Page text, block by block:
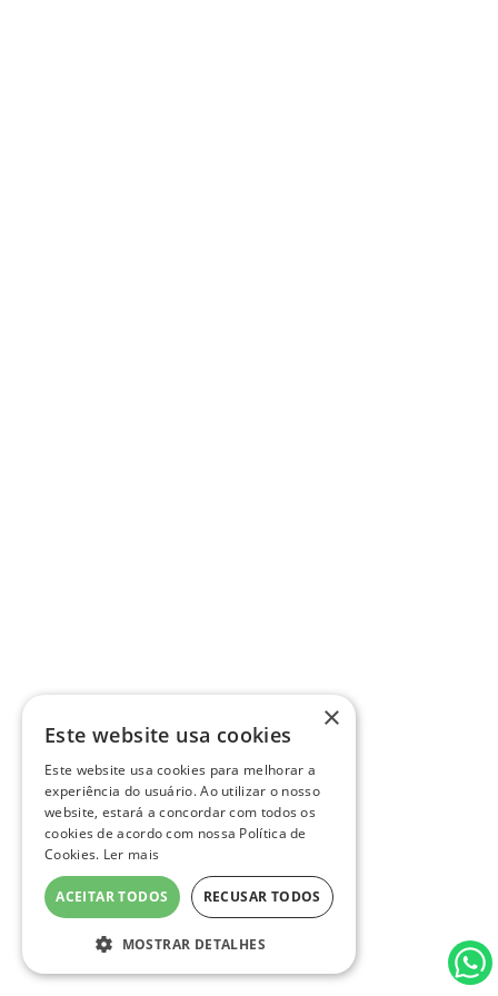
×
Este website usa cookies
Este website usa cookies para melhorar a
experiência do usuário. Ao utilizar o nosso
website, estará a concordar com todos os
cookies de acordo com nossa Política de
Cookies. Ler mais
ACEITAR TODOS RECUSAR TODOS
MOSTRAR DETALHES